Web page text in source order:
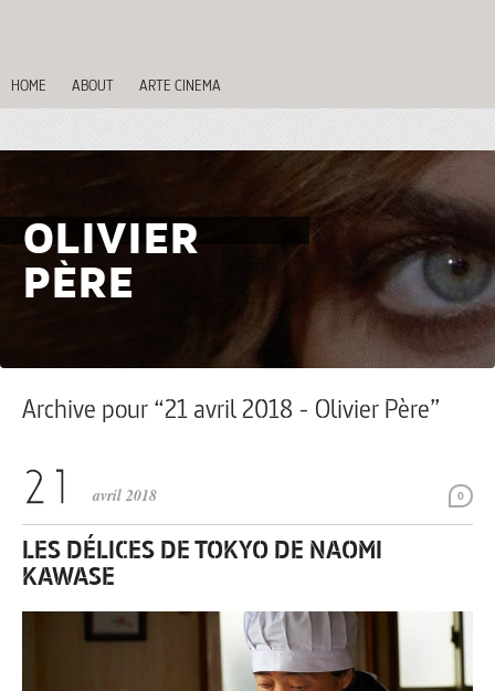
HOME ABOUT ARTE CINEMA
OLIVIER
PÈRE
Archive pour “21 avril 2018 - Olivier Père”
0
avril 2018
LES DÉLICES DE TOKYO DE NAOMI
KAWASE